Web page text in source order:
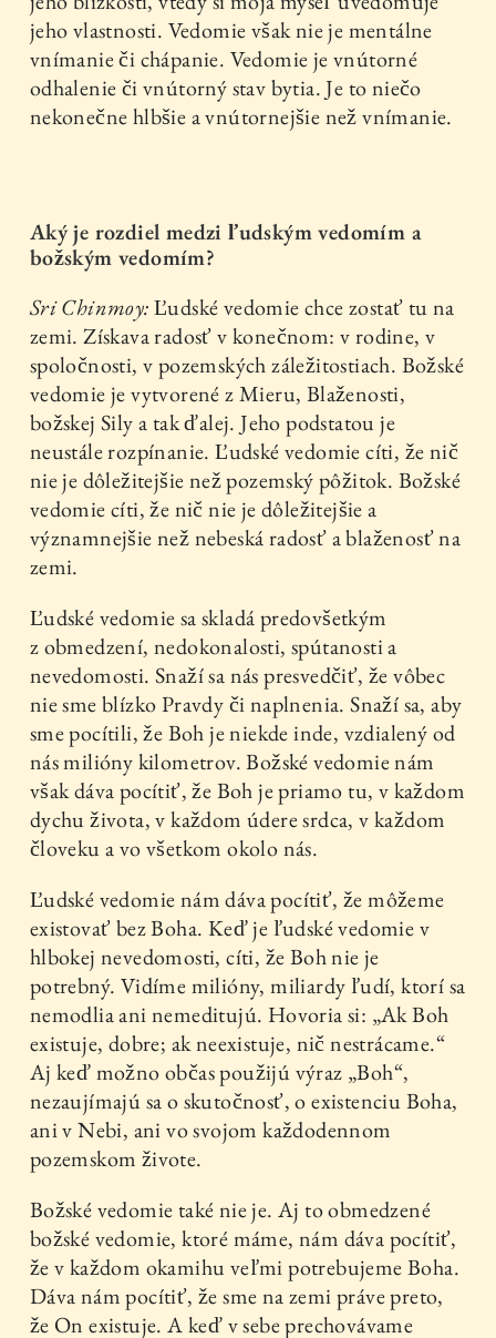
jeho vlastnosti. Vedomie však nie je mentálne
vnímanie či chápanie. Vedomie je vnútorné
odhalenie či vnútorný stav bytia. Je to niečo
nekonečne hlbšie a vnútornejšie než vnímanie.
Aký je rozdiel medzi ľudským vedomím a
božským vedomím?
Sri Chinmoy:Ľudské vedomie chce zostať tu na
zemi. Získava radosť v konečnom: v rodine, v
spoločnosti, v pozemských záležitostiach. Božské
vedomie je vytvorené z Mieru, Blaženosti,
božskej Sily a tak ďalej. Jeho podstatou je
neustále rozpínanie. Ľudské vedomie cíti, že nič
nie je dôležitejšie než pozemský pôžitok. Božské
vedomie cíti, že nič nie je dôležitejšie a
významnejšie než nebeská radosť a blaženosť na
zemi.
Ľudské vedomie sa skladá predovšetkým
z obmedzení, nedokonalosti, spútanosti a
nevedomosti. Snaží sa nás presvedčiť, že vôbec
nie sme blízko Pravdy či naplnenia. Snaží sa, aby
sme pocítili, že Boh je niekde inde, vzdialený od
nás milióny kilometrov. Božské vedomie nám
však dáva pocítiť, že Boh je priamo tu, v každom
dychu života, v každom údere srdca, v každom
človeku a vo všetkom okolo nás.
Ľudské vedomie nám dáva pocítiť, že môžeme
existovať bez Boha. Keď je ľudské vedomie v
hlbokej nevedomosti, cíti, že Boh nie je
potrebný. Vidíme milióny, miliardy ľudí, ktorí sa
nemodlia ani nemeditujú. Hovoria si: „Ak Boh
existuje, dobre; ak neexistuje, nič nestrácame.“
Aj keď možno občas použijú výraz „Boh“,
nezaujímajú sa o skutočnosť, o existenciu Boha,
ani v Nebi, ani vo svojom každodennom
pozemskom živote.
Božské vedomie také nie je. Aj to obmedzené
božské vedomie, ktoré máme, nám dáva pocítiť,
že v každom okamihu veľmi potrebujeme Boha.
Dáva nám pocítiť, že sme na zemi práve preto,
že On existuje. A keď v sebe prechovávame